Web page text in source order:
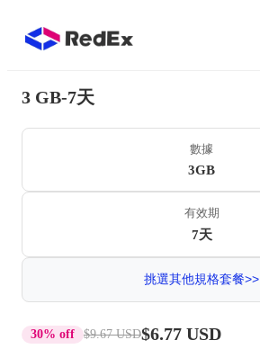
3 GB-7天
數據
3GB
有效期
7天
挑選其他規格套餐>>
30% off $9.67 USD$6.77 USD